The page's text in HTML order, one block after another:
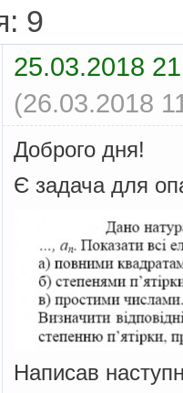
9
25.03.2018
(26.03.2018
Доброго дня!
Є задача для
Написав